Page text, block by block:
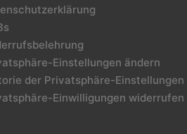
Einstellungen ändern
der Privatsphäre-Einstellungen
Einwilligungen widerrufen